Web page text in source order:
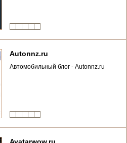
Autonnz.ru
Автомобильный блог - Autonnz.ru